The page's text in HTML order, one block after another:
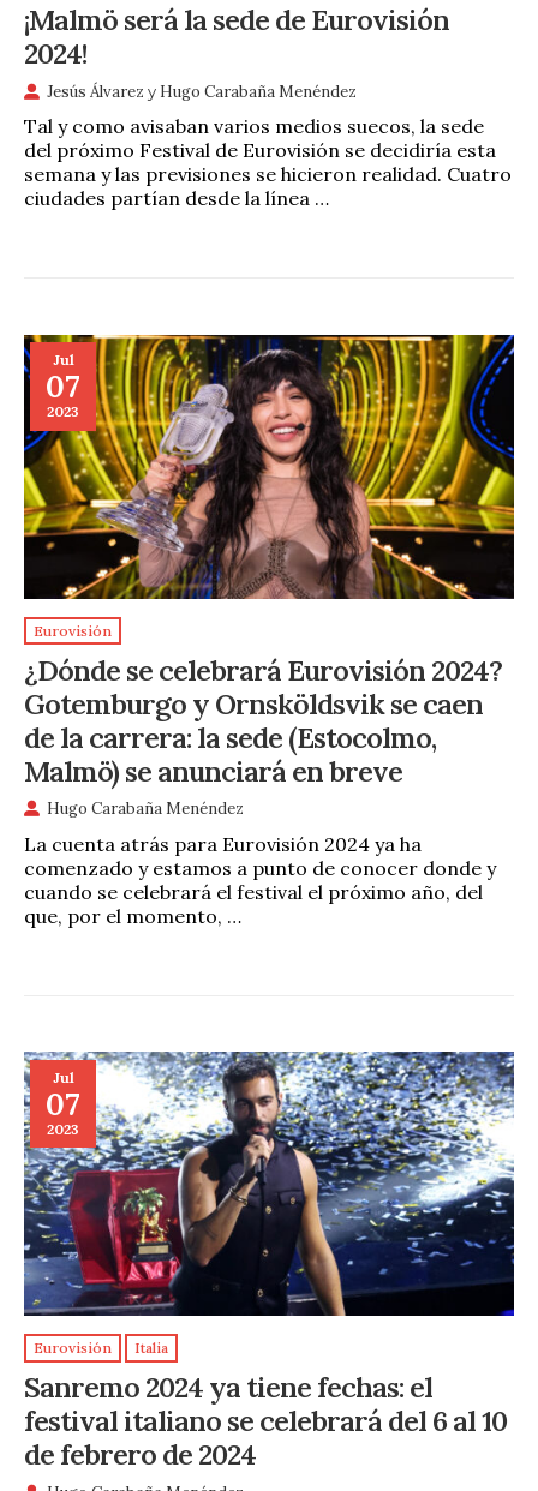
¡Malmö será la sede de Eurovisión
2024!
Jesús Álvarez y Hugo Carabaña Menéndez
Tal y como avisaban varios medios suecos, la sede
del próximo Festival de Eurovisión se decidiría esta
semana y las previsiones se hicieron realidad. Cuatro
ciudades partían desde la línea …
Jul
07
2023
Eurovisión
¿Dónde se celebrará Eurovisión 2024?
Gotemburgo y Ornsköldsvik se caen
de la carrera: la sede (Estocolmo,
Malmö) se anunciará en breve
Hugo Carabaña Menéndez
La cuenta atrás para Eurovisión 2024 ya ha
comenzado y estamos a punto de conocer donde y
cuando se celebrará el festival el próximo año, del
que, por el momento, …
Jul
07
2023
Eurovisión Italia
Sanremo 2024 ya tiene fechas: el
festival italiano se celebrará del 6 al 10
de febrero de 2024